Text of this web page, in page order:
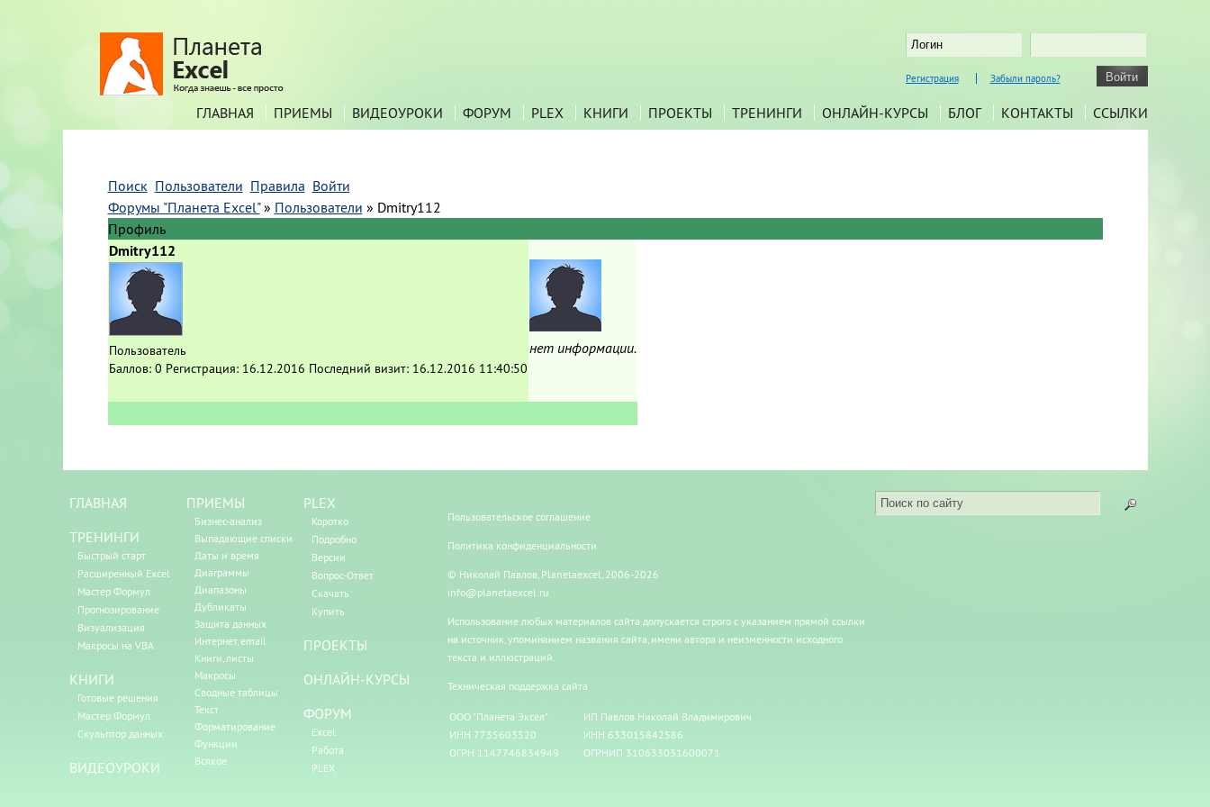
Регистрация Забыли пароль?
ГЛАВНАЯ ПРИЕМЫ ВИДЕОУРОКИ ФОРУМ PLEX КНИГИ ПРОЕКТЫ ТРЕНИНГИ ОНЛАЙН-КУРСЫ БЛОГ КОНТАКТЫ ССЫЛКИ
Поиск Пользователи Правила Войти
Форумы "Планета Excel" » Пользователи » Dmitry112
Профиль
Dmitry112
Пользователь
Баллов: 0 Регистрация: 16.12.2016 Последний визит: 16.12.2016 11:40:50
нет информации.
ГЛАВНАЯ
ТРЕНИНГИ
Быстрый старт
Расширенный Excel
Мастер Формул
Прогнозирование
Визуализация
Макросы на VBA
КНИГИ
Готовые решения
Мастер Формул
Скульптор данных
ВИДЕОУРОКИ
ПРИЕМЫ
Бизнес-анализ
Выпадающие списки
Даты и время
Диаграммы
Диапазоны
Дубликаты
Защита данных
Интернет, email
Книги, листы
Макросы
Сводные таблицы
Текст
Форматирование
Функции
Всякое
PLEX
Коротко
Подробно
Версии
Вопрос-Ответ
Скачать
Купить
ПРОЕКТЫ
ОНЛАЙН-КУРСЫ
ФОРУМ
Excel
Работа
PLEX
Пользовательское соглашение
Политика конфиденциальности
© Николай Павлов, Planetaexcel, 2006-2026
info@planetaexcel.ru
Использование любых материалов сайта допускается строго с указанием прямой ссылки
на источник, упоминанием названия сайта, имени автора и неизменности исходного
текста и иллюстраций.
Техническая поддержка сайта
ООО "Планета Эксел"
ИНН 7735603520
ОГРН 1147746834949
ИП Павлов Николай Владимирович
ИНН 633015842586
ОГРНИП 310633031600071